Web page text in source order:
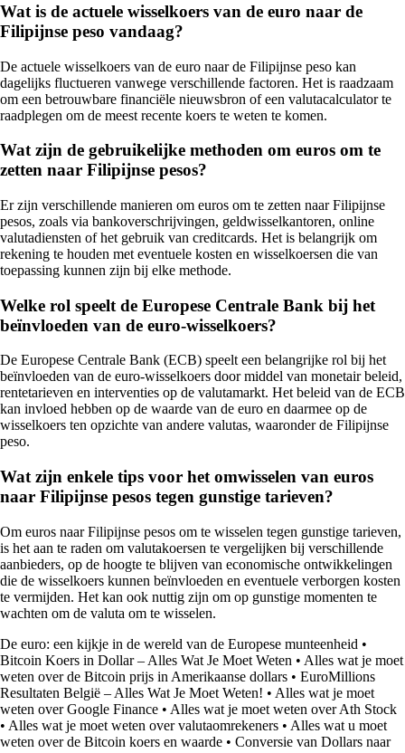
Wat is de actuele wisselkoers van de euro naar de
Filipijnse peso vandaag?
De actuele wisselkoers van de euro naar de Filipijnse peso kan
dagelijks fluctueren vanwege verschillende factoren. Het is raadzaam
om een betrouwbare financiële nieuwsbron of een valutacalculator te
raadplegen om de meest recente koers te weten te komen.
Wat zijn de gebruikelijke methoden om euros om te
zetten naar Filipijnse pesos?
Er zijn verschillende manieren om euros om te zetten naar Filipijnse
pesos, zoals via bankoverschrijvingen, geldwisselkantoren, online
valutadiensten of het gebruik van creditcards. Het is belangrijk om
rekening te houden met eventuele kosten en wisselkoersen die van
toepassing kunnen zijn bij elke methode.
Welke rol speelt de Europese Centrale Bank bij het
beïnvloeden van de euro-wisselkoers?
De Europese Centrale Bank (ECB) speelt een belangrijke rol bij het
beïnvloeden van de euro-wisselkoers door middel van monetair beleid,
rentetarieven en interventies op de valutamarkt. Het beleid van de ECB
kan invloed hebben op de waarde van de euro en daarmee op de
wisselkoers ten opzichte van andere valutas, waaronder de Filipijnse
peso.
Wat zijn enkele tips voor het omwisselen van euros
naar Filipijnse pesos tegen gunstige tarieven?
Om euros naar Filipijnse pesos om te wisselen tegen gunstige tarieven,
is het aan te raden om valutakoersen te vergelijken bij verschillende
aanbieders, op de hoogte te blijven van economische ontwikkelingen
die de wisselkoers kunnen beïnvloeden en eventuele verborgen kosten
te vermijden. Het kan ook nuttig zijn om op gunstige momenten te
wachten om de valuta om te wisselen.
De euro: een kijkje in de wereld van de Europese munteenheid •
Bitcoin Koers in Dollar – Alles Wat Je Moet Weten • Alles wat je moet
weten over de Bitcoin prijs in Amerikaanse dollars • EuroMillions
Resultaten België – Alles Wat Je Moet Weten! • Alles wat je moet
weten over Google Finance • Alles wat je moet weten over Ath Stock
• Alles wat je moet weten over valutaomrekeners • Alles wat u moet
weten over de Bitcoin koers en waarde • Conversie van Dollars naar